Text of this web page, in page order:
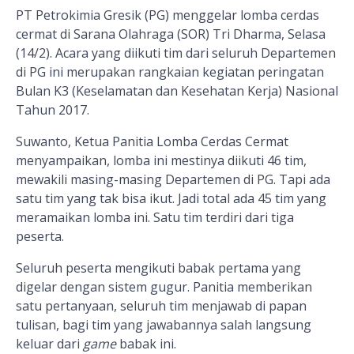
PT Petrokimia Gresik (PG) menggelar lomba cerdas
cermat di Sarana Olahraga (SOR) Tri Dharma, Selasa
(14/2). Acara yang diikuti tim dari seluruh Departemen
di PG ini merupakan rangkaian kegiatan peringatan
Bulan K3 (Keselamatan dan Kesehatan Kerja) Nasional
Tahun 2017.
Suwanto, Ketua Panitia Lomba Cerdas Cermat
menyampaikan, lomba ini mestinya diikuti 46 tim,
mewakili masing-masing Departemen di PG. Tapi ada
satu tim yang tak bisa ikut. Jadi total ada 45 tim yang
meramaikan lomba ini. Satu tim terdiri dari tiga
peserta.
Seluruh peserta mengikuti babak pertama yang
digelar dengan sistem gugur. Panitia memberikan
satu pertanyaan, seluruh tim menjawab di papan
tulisan, bagi tim yang jawabannya salah langsung
keluar dari gamebabak ini.